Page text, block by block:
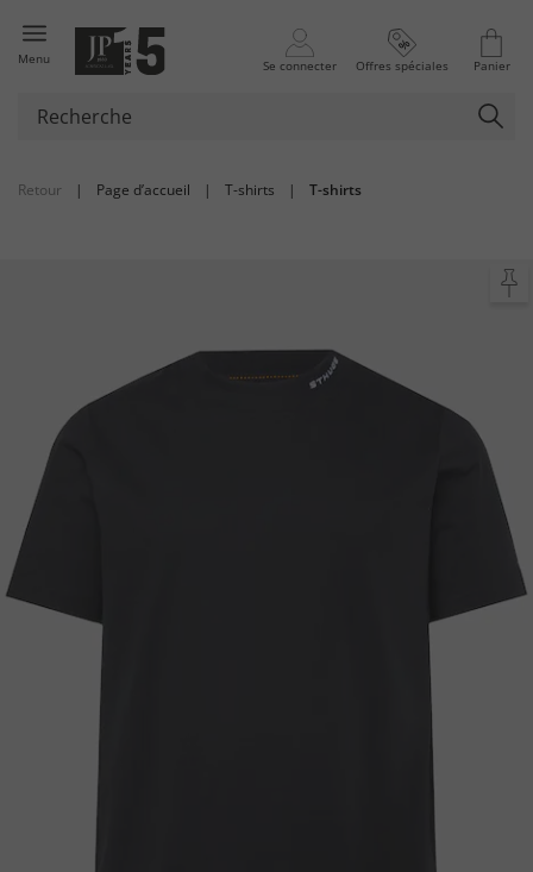
Menu Se connecter Offres spéciales Panier
Retour | Page d’accueil | T-shirts | T-shirts